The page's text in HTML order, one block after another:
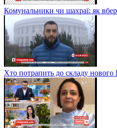
Комунальники чи шахраї: як
Хто потрапить до складу нового